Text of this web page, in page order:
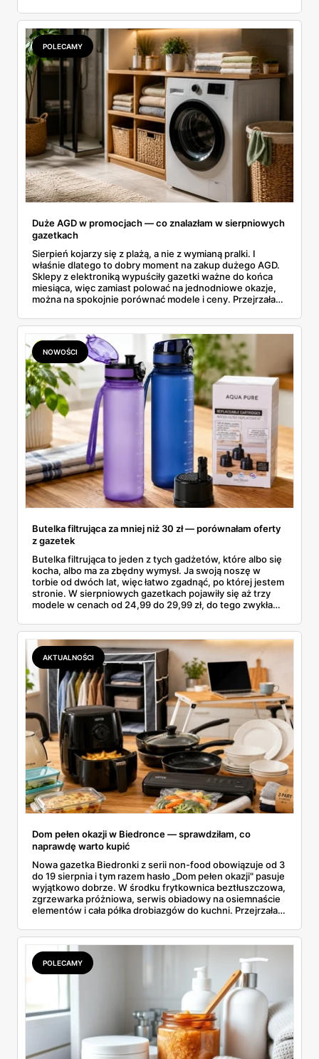
rozpiska: co dokładnie sprzedaje Lidl, ile kosztują
odpowiedniki u producenta i komu ten zakup naprawdę
się opłaci.
POLECAMY
Duże AGD w promocjach — co znalazłam w sierpniowych
gazetkach
Sierpień kojarzy się z plażą, a nie z wymianą pralki. I
właśnie dlatego to dobry moment na zakup dużego AGD.
Sklepy z elektroniką wypuściły gazetki ważne do końca
miesiąca, więc zamiast polować na jednodniowe okazje,
można na spokojnie porównać modele i ceny. Przejrzałam
znalazłam, z cenami i terminami.
NOWOŚCI
Butelka filtrująca za mniej niż 30 zł — porównałam oferty
z gazetek
Butelka filtrująca to jeden z tych gadżetów, które albo się
kocha, albo ma za zbędny wymysł. Ja swoją noszę w
torbie od dwóch lat, więc łatwo zgadnąć, po której jestem
stronie. W sierpniowych gazetkach pojawiły się aż trzy
modele w cenach od 24,99 do 29,99 zł, do tego zwykła
wszystkie oferty i policzyłam, kiedy taki zakup faktycznie
się opłaca.
AKTUALNOŚCI
Dom pełen okazji w Biedronce — sprawdziłam, co
naprawdę warto kupić
Nowa gazetka Biedronki z serii non-food obowiązuje od 3
do 19 sierpnia i tym razem hasło „Dom pełen okazji" pasuje
wyjątkowo dobrze. W środku frytkownica beztłuszczowa,
zgrzewarka próżniowa, serwis obiadowy na osiemnaście
elementów i cała półka drobiazgów do kuchni. Przejrzałam
się przy półce z samego rana.
POLECAMY